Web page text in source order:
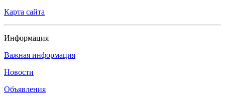
Карта сайта
Информация
Важная информация
Новости
Объявления